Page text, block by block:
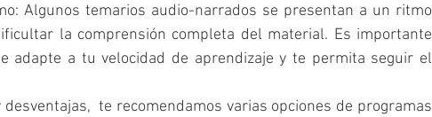
Algunos temarios audio-narrados se presentan a un ritmo
la comprensión completa del material. Es importante
adapte a tu velocidad de aprendizaje y te permita seguir el
te recomendamos varias opciones de programas